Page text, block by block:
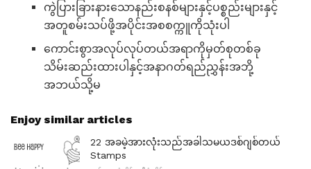
ကွဲပြားခြားနားသောနည်းစနစ်များနှင့်ပစ္စည်းများနှင့်
အတူစမ်းသပ်ဖို့အပိုင်းအစစက္ကူကိုသုံးပါ
ကောင်းစွာအလုပ်လုပ်တယ်အရာကိုမှတ်စုတစ်ခု
သိမ်းဆည်းထားပါနှင့်အနာဂတ်ရည်ညွှန်းအဘို့
အဘယ်သို့မ
Enjoy similar articles
22 အခမဲ့အားလုံးသည်အခါသမယဒစ်ဂျစ်တယ်
Stamps